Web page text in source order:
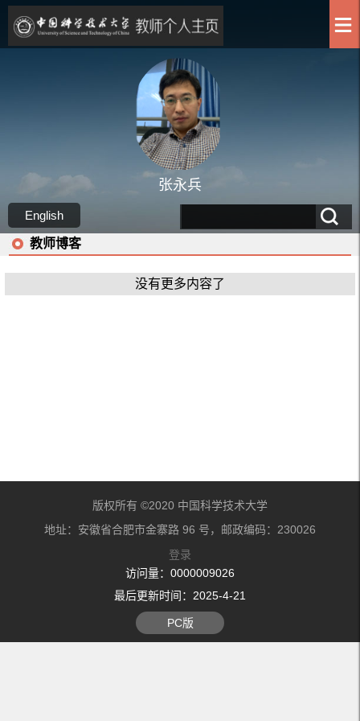
张永兵
English
教师博客
没有更多内容了
版权所有 ©2020 中国科学技术大学
地址：安徽省合肥市金寨路 96 号，邮政编码：230026
登录
访问量： 0000009026
最后更新时间： 2025-4-21
PC版